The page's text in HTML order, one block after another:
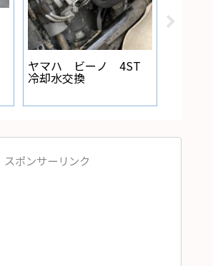
rear usbに起動システム
とバックアップファイ
ルを直接焼く
linux /
スポンサーリンク